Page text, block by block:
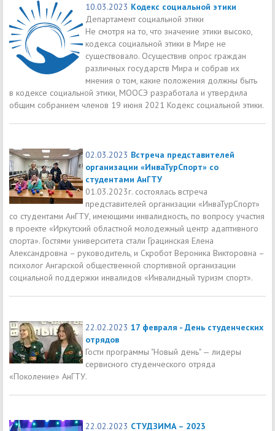
10.03.2023 Кодекс социальной этики
Департамент социальной этики
Не смотря на то, что значение этики высоко,
кодекса социальной этики в Мире не
существовало. Осуществив опрос граждан
различных государств Мира и собрав их
мнения о том, какие положения должны быть
в кодексе социальной этики, МООСЭ разработала и утвердила
общим собранием членов 19 июня 2021 Кодекс социальной этики.
02.03.2023 Встреча представителей
организации «ИнваТурСпорт» со
студентами АнГТУ
01.03.2023г. состоялась встреча
представителей организации «ИнваТурСпорт»
со студентами АнГТУ, имеющими инвалидность, по вопросу участия
в проекте «Иркутский областной молодежный центр адаптивного
спорта». Гостями университета стали Грацинская Елена
Александровна – руководитель, и Скробот Вероника Викторовна –
психолог Ангарской общественной спортивной организации
социальной поддержки инвалидов «Инвалидный туризм спорт».
22.02.2023 17 февраля - День студенческих
отрядов
Гости программы "Новый день" — лидеры
сервисного студенческого отряда
«Поколение» АнГТУ.
22.02.2023 СТУДЗИМА – 2023